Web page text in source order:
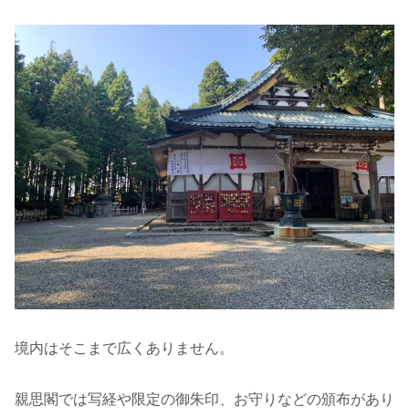
境内はそこまで広くありません。
親思閣では写経や限定の御朱印、お守りなどの頒布があり